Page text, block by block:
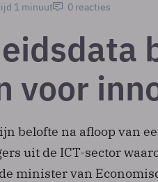
1 minuut 0 reacties
voor
belofte na afloop van
uit de ICT-sector
minister van